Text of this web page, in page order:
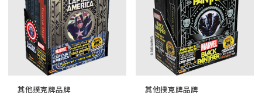
其他撲克牌品牌 其他撲克牌品牌